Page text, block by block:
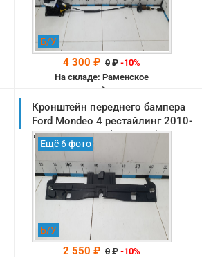
Б/У
4 300 ₽ 0 ₽ -10%
На складе: Раменское
-->
Кронштейн переднего бампера
Ford Mondeo 4 рестайлинг 2010-
2014 оригинал (1724993)
Ещё 6 фото
Б/У
2 550 ₽ 0 ₽ -10%